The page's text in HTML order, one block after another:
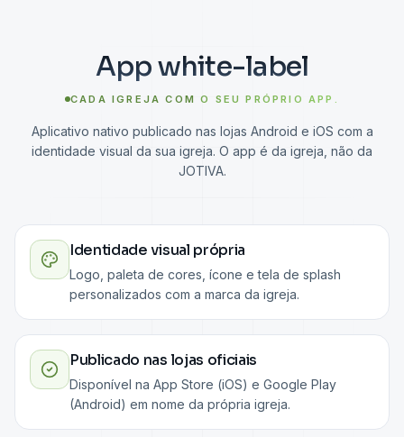
App white-label
CADA IGREJA COM O SEU PRÓPRIO APP.
Aplicativo nativo publicado nas lojas Android e iOS com a
identidade visual da sua igreja. O app é da igreja, não da
JOTIVA.
Identidade visual própria
Logo, paleta de cores, ícone e tela de splash
personalizados com a marca da igreja.
Publicado nas lojas oficiais
Disponível na App Store (iOS) e Google Play
(Android) em nome da própria igreja.